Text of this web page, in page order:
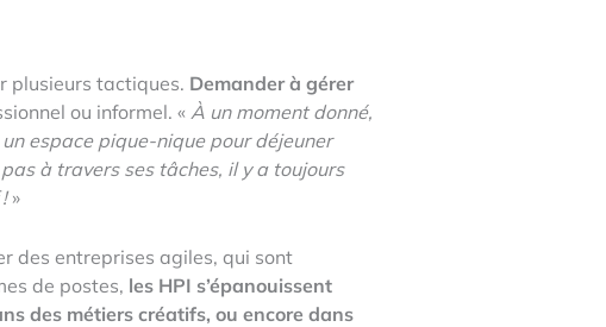
plusieurs tactiques. Demander à gérer
ou informel. « À un moment donné,
un espace pique-nique pour déjeuner
à travers ses tâches, il y a toujours
»
des entreprises agiles, qui sont
de postes, les HPI s’épanouissent
des métiers créatifs, ou encore dans